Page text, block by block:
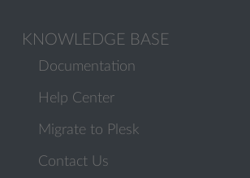
KNOWLEDGE BASE
Documentation
Help Center
Migrate to Plesk
Contact Us